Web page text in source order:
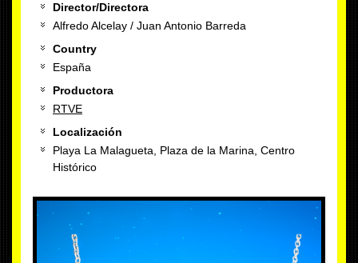
Director/Directora
Alfredo Alcelay / Juan Antonio Barreda
Country
España
Productora
RTVE
Localización
Playa La Malagueta, Plaza de la Marina, Centro
Histórico